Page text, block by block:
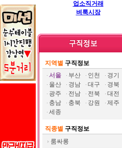
업소직거래
벼룩시장
지역별 구직정보
서울
부산 인천
경기
울산
경남 대구
경북
광주
전남 전북
대전
충남
충북 강원
제주
세종
직종별 구직정보
룸싸롱